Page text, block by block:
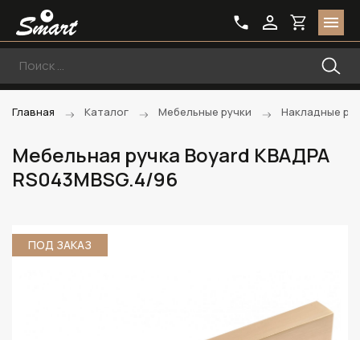
Главная Каталог Мебельные ручки Накладные
Мебельная ручка Boyard КВАДРА
RS043MBSG.4/96
ПОД ЗАКАЗ